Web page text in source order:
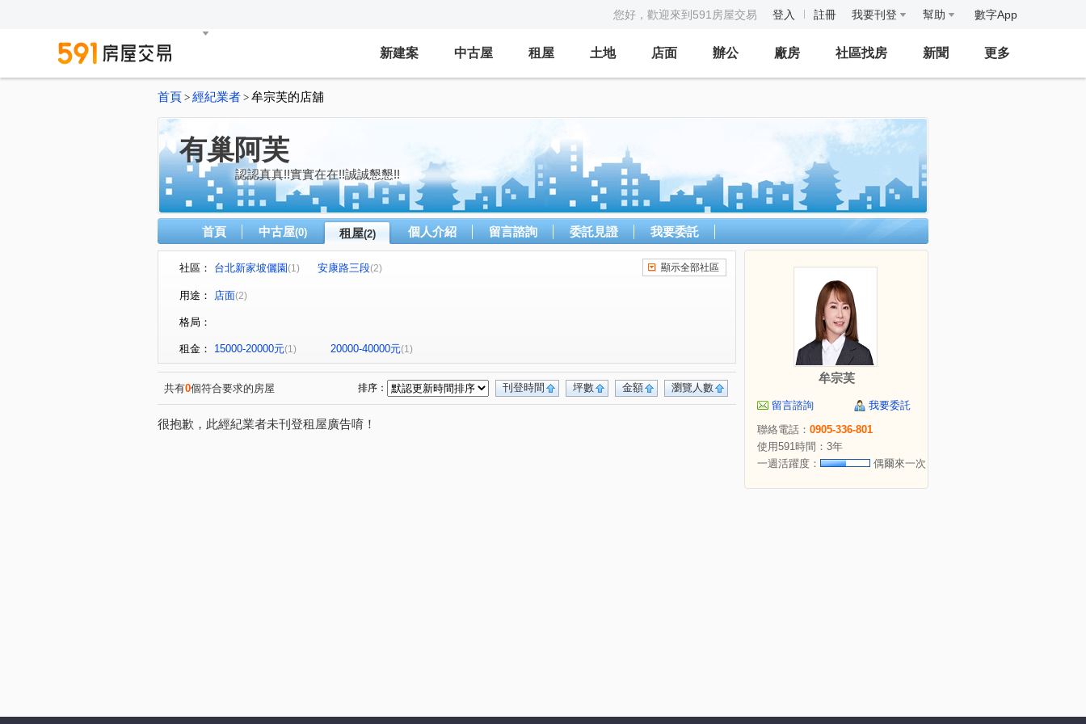
您好，歡迎來到591房屋交易 登入 註冊 我要刊登 幫助 數字App
新建案 中古屋 租屋 土地 店面 辦公 廠房 社區找房 新聞 更多
首頁 > 經紀業者 > 牟宗芙的店舖
有巢阿芙
認認真真!!實實在在!!誠誠懇懇!!
首頁 中古屋(0) 租屋(2) 個人介紹 留言諮詢 委託見證 我要委託
社區： 台北新家坡儷園(1) 安康路三段(2) 顯示全部社區
用途： 店面(2)
格局：
租金： 15000-20000元(1) 20000-40000元(1)
共有0個符合要求的房屋 瀏覽人數
金額
坪數
刊登時間
排序：
很抱歉，此經紀業者未刊登租屋廣告唷！
牟宗芙
留言諮詢
我要委託
聯絡電話： 0905-336-801
使用591時間：3年
一週活躍度：
偶爾來一次